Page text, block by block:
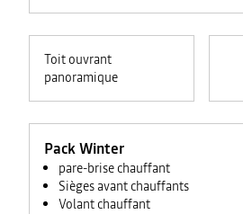
Toit ouvrant
panoramique
Pack Winter
pare-brise chauffant
Sièges avant chauffants
Volant chauffant